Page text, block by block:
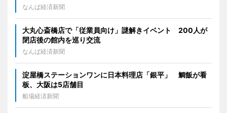
なんば経済新聞
大丸心斎橋店で「従業員向け」謎解きイベント 200人が
閉店後の館内を巡り交流
なんば経済新聞
淀屋橋ステーションワンに日本料理店「銀平」 鯛飯が看
板、大阪は5店舗目
船場経済新聞